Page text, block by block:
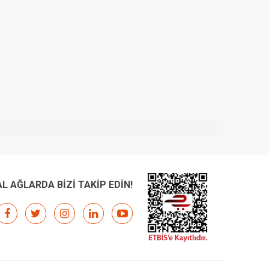
AĞLARDA BİZİ TAKİP EDİN!